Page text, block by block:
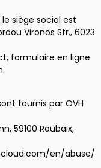
siège social est
Vironos Str., 6023
formulaire en ligne
fournis par OVH
59100 Roubaix,
en/abuse/